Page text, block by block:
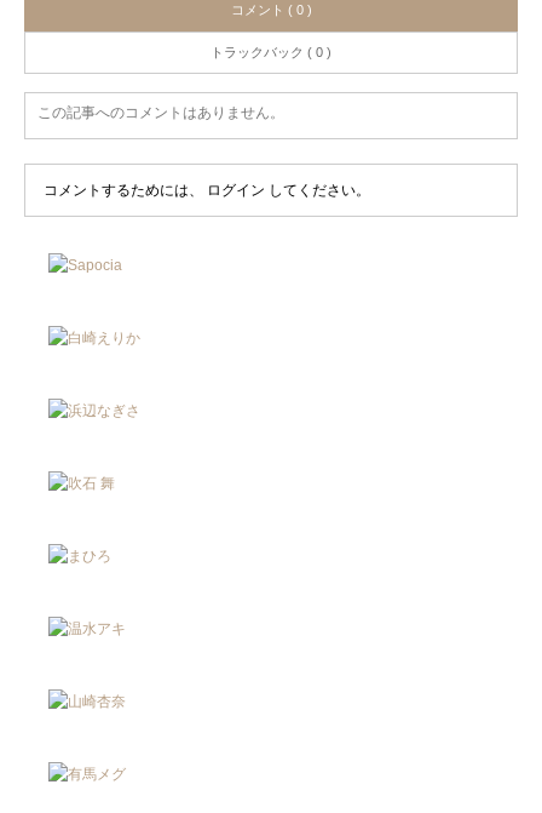
コメント ( 0 )
トラックバック ( 0 )
この記事へのコメントはありません。
コメントするためには、 ログイン してください。